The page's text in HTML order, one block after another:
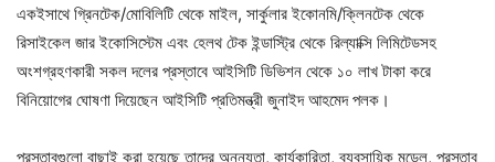
একইসাথে গ্রিনটেক/মোবিলিটি থেকে মাইল, সার্কুলার ইকোনমি/ক্লিনটেক থেকে
রিসাইকেল জার ইকোসিস্টেম এবং হেলথ টেক ইন্ডাস্ট্রি থেকে রিল্যাক্সি লিমিটেডসহ
অংশগ্রহণকারী সকল দলের প্রস্তাবে আইসিটি ডিভিশন থেকে ১০ লাখ টাকা করে
বিনিয়োগের ঘোষণা দিয়েছেন আইসিটি প্রতিমন্ত্রী জুনাইদ আহমেদ পলক।
প্রস্তাবগুলো বাছাই করা হয়েছে তাদের অনন্যতা, কার্যকারিতা, ব্যবসায়িক মডেল, প্রস্তাব